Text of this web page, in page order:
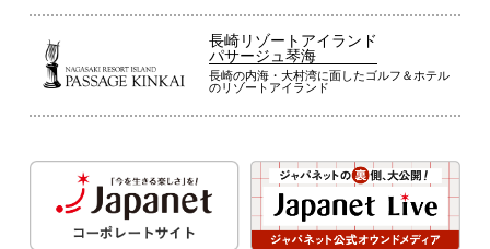
長崎リゾートアイランド
パサージュ琴海
長崎の内海・大村湾に面したゴルフ＆ホテル
のリゾートアイランド